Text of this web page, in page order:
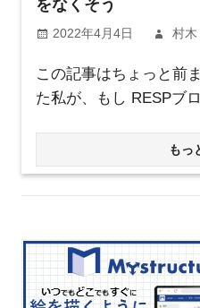
をなくそう
2022年4月4日 村木
この記事はちょっと前
た私が、もし RESPブ
もっ